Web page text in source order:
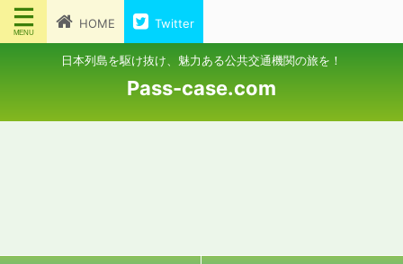
HOME Twitter
日本列島を駆け抜け、魅力ある公共交通機関の旅を！
Pass-case.com